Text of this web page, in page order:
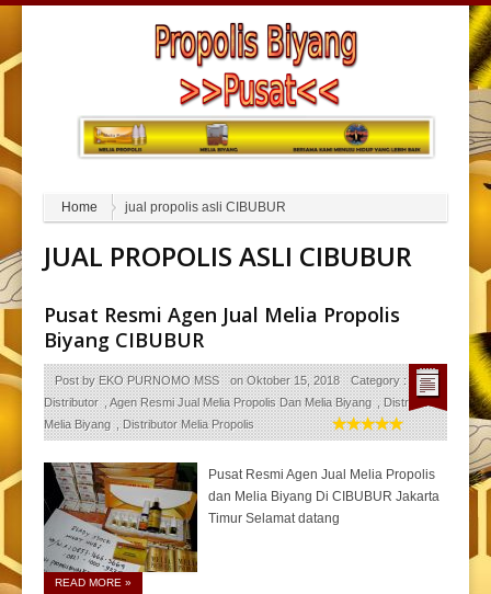
Home jual propolis asli CIBUBUR
JUAL PROPOLIS ASLI CIBUBUR
Pusat Resmi Agen Jual Melia Propolis
Biyang CIBUBUR
Post byEKO PURNOMO MSS onOktober 15, 2018 Category : Agen
Distributor ,Agen Resmi Jual Melia Propolis Dan Melia Biyang ,Distributor
Melia Biyang ,Distributor Melia Propolis
Pusat Resmi Agen Jual Melia Propolis
dan Melia Biyang Di CIBUBUR Jakarta
Timur Selamat datang
READ MORE »